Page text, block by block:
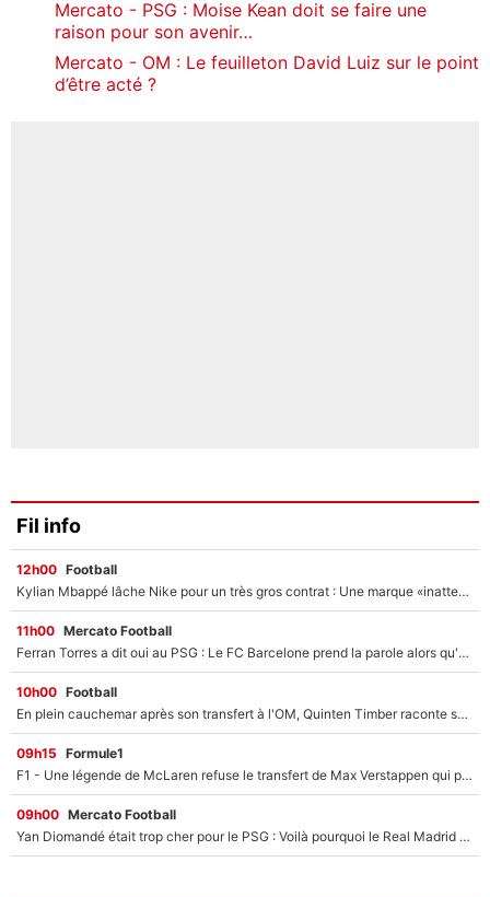
Mercato - PSG : Moise Kean doit se faire une
raison pour son avenir…
Mercato - OM : Le feuilleton David Luiz sur le point
d’être acté ?
Fil info
12h00 Football
Kylian Mbappé lâche Nike pour un très gros contrat : Une marque «inattendue» va frapper très fort
11h00 Mercato Football
Ferran Torres a dit oui au PSG : Le FC Barcelone prend la parole alors qu'un transfert de l'attaquant espagnol prend forme
10h00 Football
En plein cauchemar après son transfert à l'OM, Quinten Timber raconte ses doutes après sa signature à Marseille
09h15 Formule1
F1 - Une légende de McLaren refuse le transfert de Max Verstappen qui pourrait «faire des vagues» et plomber l'ambiance dans l'équipe
09h00 Mercato Football
Yan Diomandé était trop cher pour le PSG : Voilà pourquoi le Real Madrid a accepté de payer la somme record de 140M€ pour boucler son transfert !